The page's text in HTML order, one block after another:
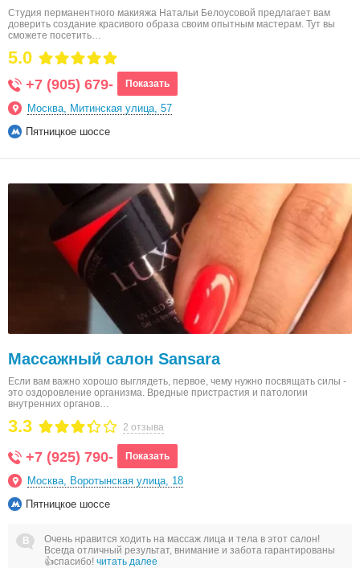
Студия перманентного макияжа Натальи Белоусовой предлагает вам
доверить создание красивого образа своим опытным мастерам. Тут вы
сможете посетить…
5.0
+7 (905) 679- Показать
Москва, Митинская улица, 57
Пятницкое шоссе
Массажный салон Sansara
Если вам важно хорошо выглядеть, первое, чему нужно посвящать силы -
это оздоровление организма. Вредные пристрастия и патологии
внутренних органов…
2 отзыва
3.3
+7 (925) 790- Показать
Москва, Воротынская улица, 18
Пятницкое шоссе
Очень нравится ходить на массаж лица и тела в этот салон!
Всегда отличный результат, внимание и забота гарантированы
👍спасибо! читать далее